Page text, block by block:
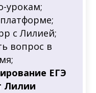
урокам;
с Лилией;
вопрос в
ЕГЭ
Лилии